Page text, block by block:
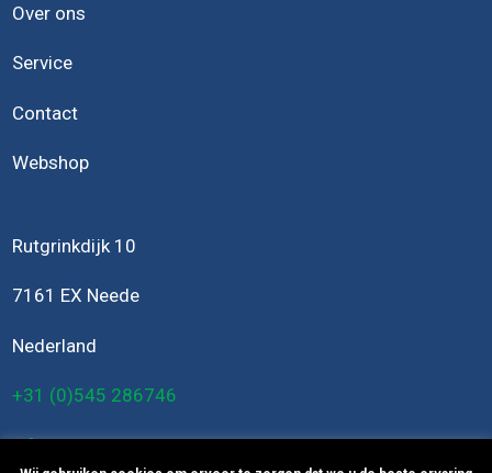
Over ons
Service
Contact
Webshop
Rutgrinkdijk 10
7161 EX Neede
Nederland
+31 (0)545 286746
info@bomers-engineering.nl